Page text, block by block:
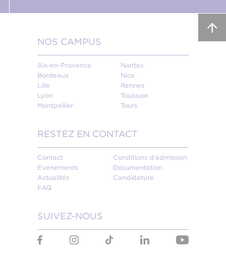
NOS CAMPUS
Aix-en-Provence
Bordeaux
Lille
Lyon
Montpellier
Nantes
Nice
Rennes
Toulouse
Tours
RESTEZ EN CONTACT
Contact
Événements
Actualités
FAQ
Conditions d'admission
Documentation
Candidature
SUIVEZ-NOUS